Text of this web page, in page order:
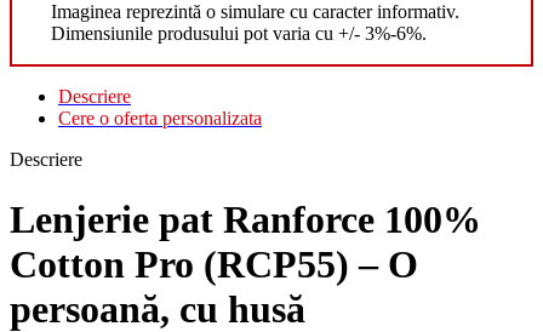
Imaginea reprezintă o simulare cu caracter informativ.
Dimensiunile produsului pot varia cu +/- 3%-6%.
Descriere
Cere o oferta personalizata
Descriere
Lenjerie pat Ranforce 100%
Cotton Pro (RCP55) – O
persoană, cu husă